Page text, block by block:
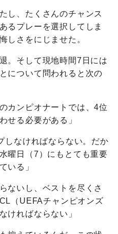
し、たくさんのチャンス
るプレーを選択してしま
しさをにじませた。
。そして現地時間7日には
について問われると次の
カンピオナートでは、4位
せる必要がある」
しなければならない。だか
曜日（7）にもとても重要
いる」
ないし、ベストを尽くさ
（UEFAチャンピオンズ
ければならない」